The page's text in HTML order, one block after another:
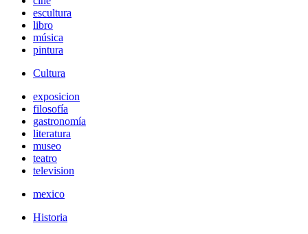
escultura
libro
música
pintura
Cultura
exposicion
filosofía
gastronomía
literatura
museo
teatro
television
mexico
Historia